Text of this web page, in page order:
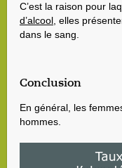
C’est la raison pour
d’alcool, elles
dans le sang.
Conclusion
En général, les
hommes.